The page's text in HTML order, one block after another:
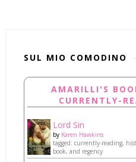
SUL MIO COMODINO
AMARILLI'S
CURRENTLY-
Lord Sin
by Karen Hawkins
tagged: currently-reading,
book, and regency